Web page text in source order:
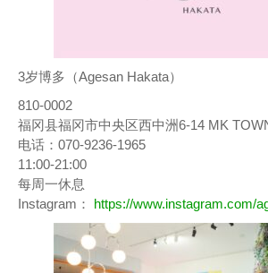
3岁博多（Agesan Hakata）
810-0002
福冈县福冈市中央区西中洲6-14 MK
电话：070-9236-1965
11:00-21:00
每周一休息
Instagram： https://www.instagram.com/